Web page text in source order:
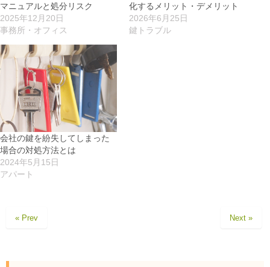
マニュアルと処分リスク
2025年12月20日
事務所・オフィス
化するメリット・デメリット
2026年6月25日
鍵トラブル
会社の鍵を紛失してしまった
場合の対処方法とは
2024年5月15日
アパート
« Prev Next »